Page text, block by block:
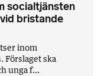
socialtjänsten
bristande
inom
Förslaget ska
unga f...